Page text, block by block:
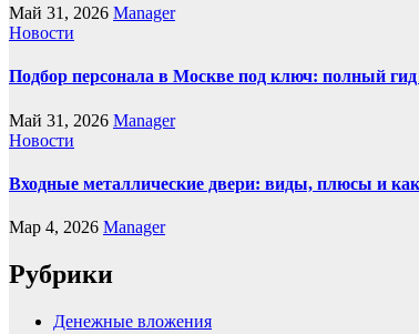
Май 31, 2026 Manager
Новости
Подбор персонала в Москве под ключ: полный гид
Май 31, 2026 Manager
Новости
Входные металлические двери: виды, плюсы и
Мар 4, 2026 Manager
Рубрики
Денежные вложения